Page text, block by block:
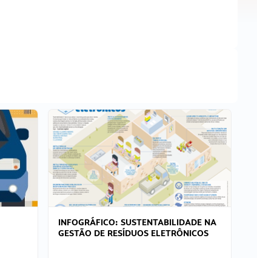
INFOGRÁFICO: SUSTENTABILIDADE NA
GESTÃO DE RESÍDUOS ELETRÔNICOS